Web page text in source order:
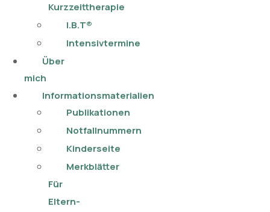
Kurzzeittherapie
I.B.T®
Intensivtermine
Über
mich
Informationsmaterialien
Publikationen​
Notfallnummern
Kinderseite
Merkblätter
Für
Eltern-